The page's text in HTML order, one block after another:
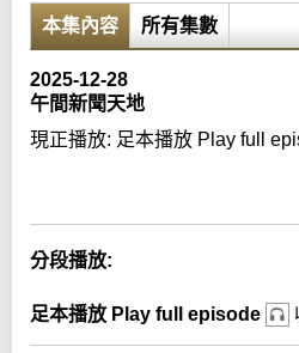
本集內容 所有集數
2025-12-28
午間新聞天地
現正播放: 足本播放 Play full
分段播放:
足本播放 Play full episode